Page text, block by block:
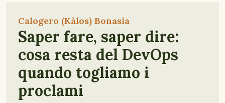
Calogero (Kàlos) Bonasia
Saper fare, saper dire:
cosa resta del DevOps
quando togliamo i
proclami